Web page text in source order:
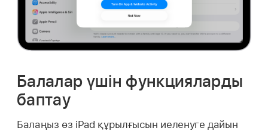
Балалар үшін функцияларды
баптау
Балаңыз өз iPad құрылғысын иеленуге дайын